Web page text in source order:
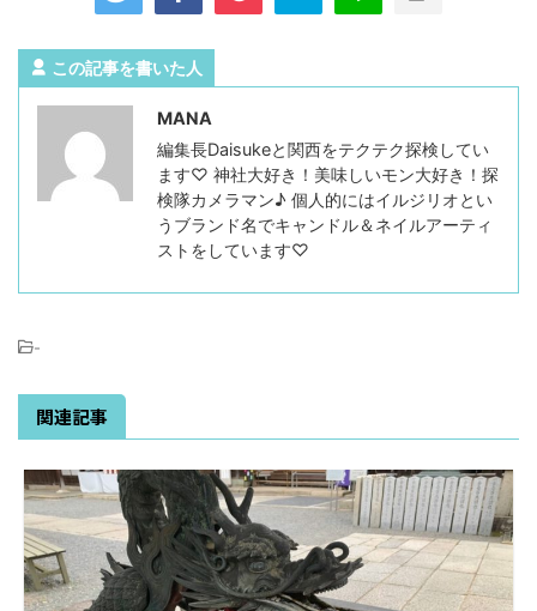
この記事を書いた人
MANA
編集長Daisukeと関西をテクテク探検してい
ます♡ 神社大好き！美味しいモン大好き！探
検隊カメラマン♪ 個人的にはイルジリオとい
うブランド名でキャンドル＆ネイルアーティ
ストをしています♡
-
関連記事